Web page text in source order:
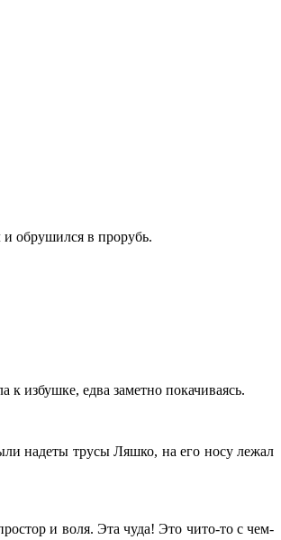
обрушился в прорубь.
к избушке, едва заметно покачиваясь.
надеты трусы Ляшко, на его носу лежал
и воля. Эта чуда! Это чито-то с чем-